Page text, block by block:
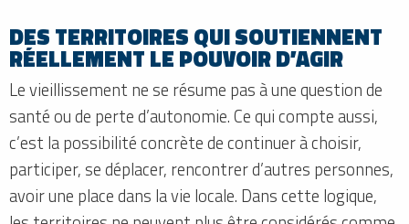
DES TERRITOIRES QUI SOUTIENNENT
RÉELLEMENT LE POUVOIR D’AGIR
Le vieillissement ne se résume pas à une question de
santé ou de perte d’autonomie. Ce qui compte aussi,
c’est la possibilité concrète de continuer à choisir,
participer, se déplacer, rencontrer d’autres personnes,
avoir une place dans la vie locale. Dans cette logique,